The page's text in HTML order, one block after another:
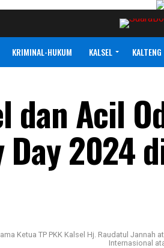
KRIMINAL-HUKUM KALSEL KALTENG
dan Acil
2024
Ketua TP PKK Kalsel Hj. Raudatul Jannah
Internasional